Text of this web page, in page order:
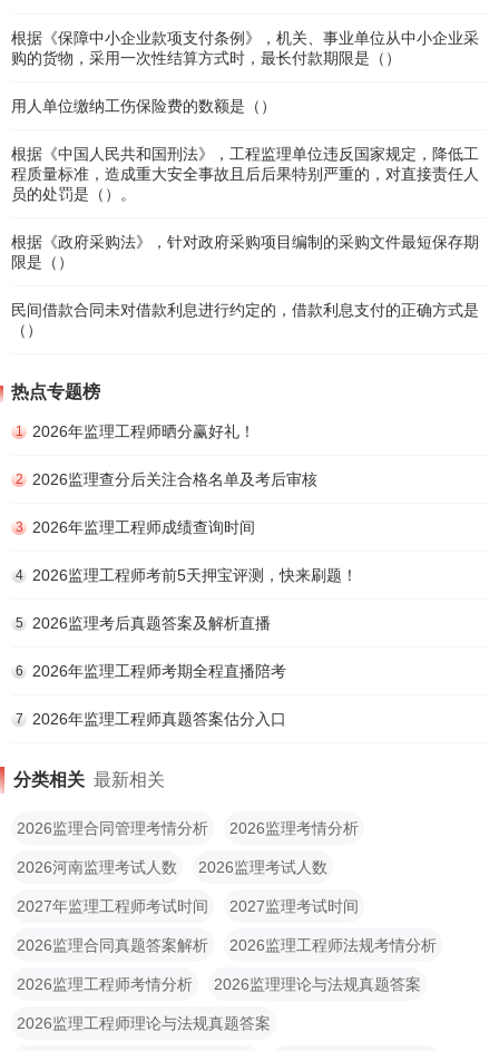
根据《保障中小企业款项支付条例》，机关、事业单位从中小企业采
购的货物，采用一次性结算方式时，最长付款期限是（）
用人单位缴纳工伤保险费的数额是（）
根据《中国人民共和国刑法》，工程监理单位违反国家规定，降低工
程质量标准，造成重大安全事故且后后果特别严重的，对直接责任人
员的处罚是（）。
根据《政府采购法》，针对政府采购项目编制的采购文件最短保存期
限是（）
民间借款合同未对借款利息进行约定的，借款利息支付的正确方式是
（）
热点专题榜
1 2026年监理工程师晒分赢好礼！
2 2026监理查分后关注合格名单及考后审核
3 2026年监理工程师成绩查询时间
4 2026监理工程师考前5天押宝评测，快来刷题！
5 2026监理考后真题答案及解析直播
6 2026年监理工程师考期全程直播陪考
7 2026年监理工程师真题答案估分入口
分类相关 最新相关
2026监理合同管理考情分析 2026监理考情分析
2026河南监理考试人数 2026监理考试人数
2027年监理工程师考试时间 2027监理考试时间
2026监理合同真题答案解析 2026监理工程师法规考情分析
2026监理工程师考情分析 2026监理理论与法规真题答案
2026监理工程师理论与法规真题答案